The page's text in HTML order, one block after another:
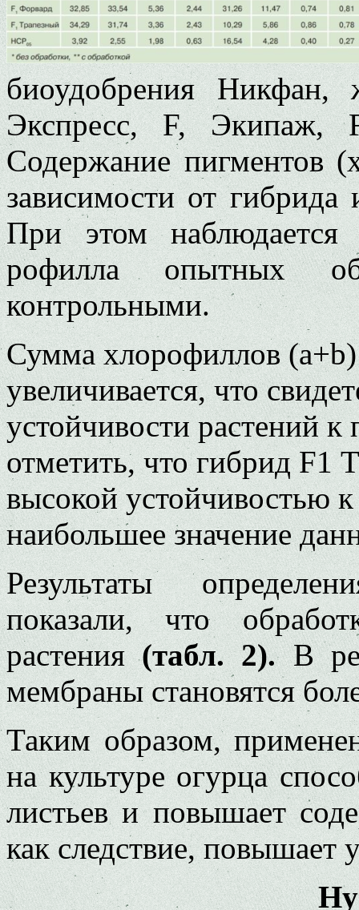
биоудобрения
Экспресс, F, Экипаж,
Содержание пигментов
зави­симости от гибрида
При этом наблю­дается
рофилла опытных
контрольными.
Сумма хлорофиллов
увеличивается, что
устой­чивости растений к
отметить, что гибрид F1
высо­кой устойчивостью
наибольшее значение
Результаты
показали, что
растения(табл. 2).В
мембраны стано­вятся
Таким образом,
на культу­ре огурца
листьев и повышает
как следствие, повышает